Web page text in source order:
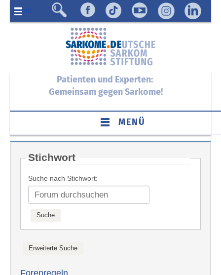
Menü
Patienten und Experten:
Gemeinsam gegen Sarkome!
MENÜ
Stichwort
Suche nach Stichwort: